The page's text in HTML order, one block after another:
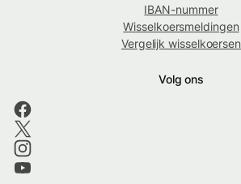
IBAN-nummer
Wisselkoersmeldingen
Vergelijk wisselkoersen
Volg ons